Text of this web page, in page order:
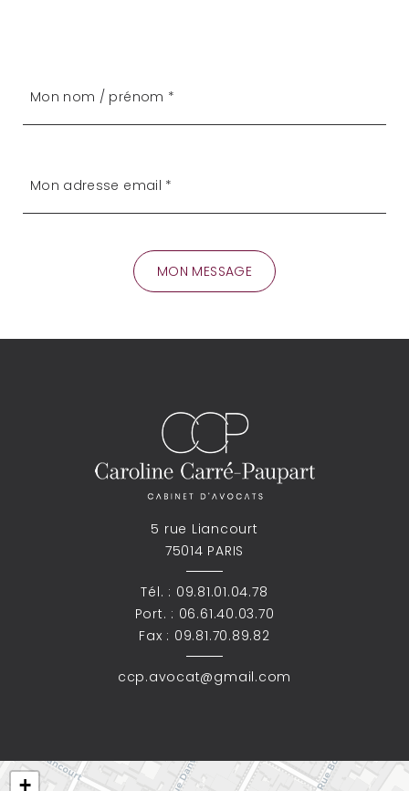
5 rue Liancourt
75014 PARIS
Tél. : 09.81.01.04.78
Port. : 06.61.40.03.70
Fax : 09.81.70.89.82
ccp.avocat@gmail.com
+